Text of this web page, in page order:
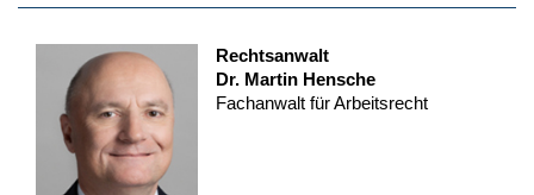
Rechtsanwalt
Dr. Martin Hensche
Fachanwalt für Arbeitsrecht